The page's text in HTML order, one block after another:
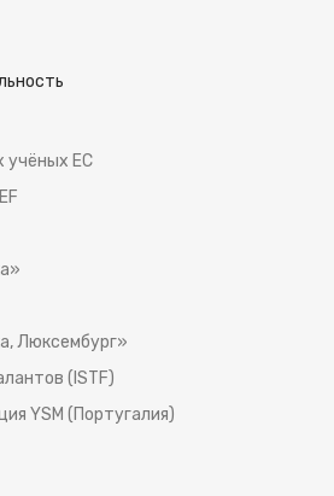
учёных ЕС
Люксембург»
(ISTF)
YSM (Португалия)